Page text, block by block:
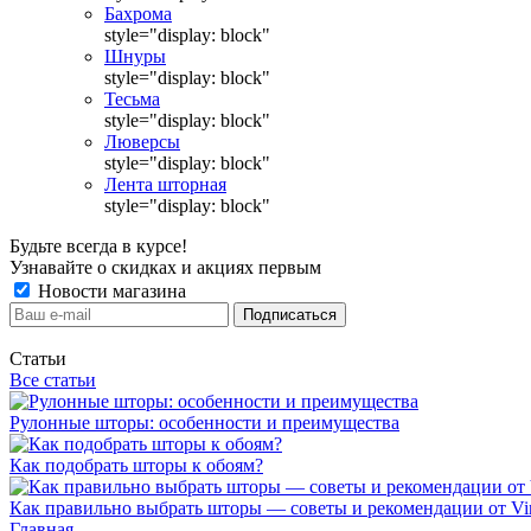
Бахрома
style="display: block"
Шнуры
style="display: block"
Тесьма
style="display: block"
Люверсы
style="display: block"
Лента шторная
style="display: block"
Будьте всегда в курсе!
Узнавайте о скидках и акциях первым
Новости магазина
Статьи
Все статьи
Рулонные шторы: особенности и преимущества
Как подобрать шторы к обоям?
Как правильно выбрать шторы — советы и рекомендации от